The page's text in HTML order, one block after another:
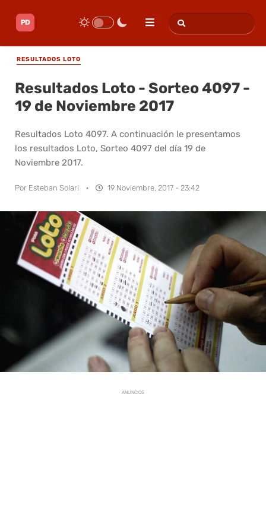
RESULTADOS LOTO
Resultados Loto - Sorteo 4097 -
19 de Noviembre 2017
Resultados Loto 4097. A continuación le presentamos
los resultados Loto, Sorteo 4097 del día 19 de
Noviembre 2017.
Por Esteban Solari · 19 Noviembre, 2017 - 23:42
ANUNCIOS